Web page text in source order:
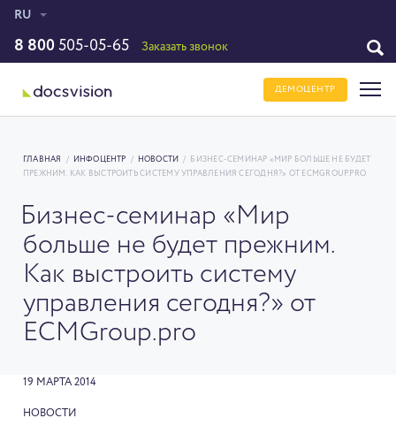
RU
8 800 505-05-65 Заказать звонок
ДЕМОЦЕНТР
ГЛАВНАЯ / ИНФОЦЕНТР / НОВОСТИ /
БИЗНЕС-СЕМИНАР «МИР БОЛЬШЕ НЕ БУДЕТ
ПРЕЖНИМ. КАК ВЫСТРОИТЬ СИСТЕМУ УПРАВЛЕНИЯ СЕГОДНЯ?» ОТ ECMGROUP.PRO
Бизнес-семинар «Мир
больше не будет прежним.
Как выстроить систему
управления сегодня?» от
ECMGroup.pro
19 МАРТА 2014
НОВОСТИ